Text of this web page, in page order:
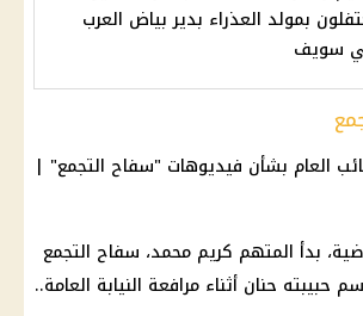
بمولد العذراء بدير بياض العرب
سويف
بدأ المتهم كريم محمد، سفاح التجمع
حبيبته حنان أثناء مرافعة النيابة العامة..